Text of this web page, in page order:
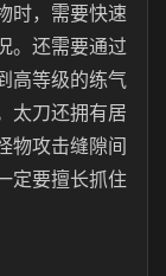
时，需要快速
。还需要通过
高等级的练气
太刀还拥有居
物攻击缝隙间
定要擅长抓住